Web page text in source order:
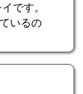
です。
いるの